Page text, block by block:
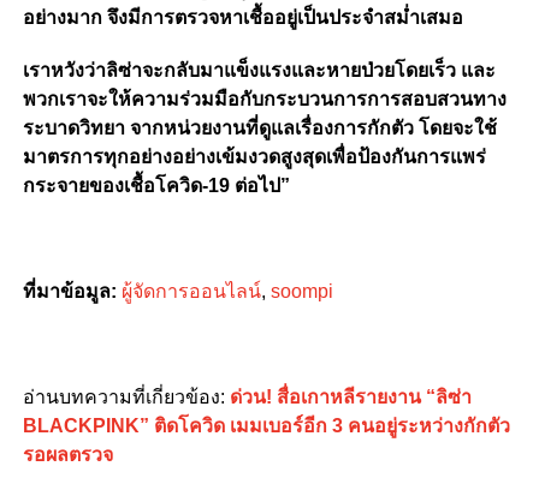
อย่างมาก จึงมีการตรวจหาเชื้ออยู่เป็นประจำสม่ำเสมอ
เราหวังว่าลิซ่าจะกลับมาแข็งแรงและหายป่วยโดยเร็ว และ
พวกเราจะให้ความร่วมมือกับกระบวนการการสอบสวนทาง
ระบาดวิทยา จากหน่วยงานที่ดูแลเรื่องการกักตัว โดยจะใช้
มาตรการทุกอย่างอย่างเข้มงวดสูงสุดเพื่อป้องกันการแพร่
กระจายของเชื้อโควิด-19 ต่อไป”
ที่มาข้อมูล: ผู้จัดการออนไลน์, soompi
อ่านบทความที่เกี่ยวข้อง: ด่วน! สื่อเกาหลีรายงาน “ลิซ่า
BLACKPINK” ติดโควิด เมมเบอร์อีก 3 คนอยู่ระหว่างกักตัว
รอผลตรวจ